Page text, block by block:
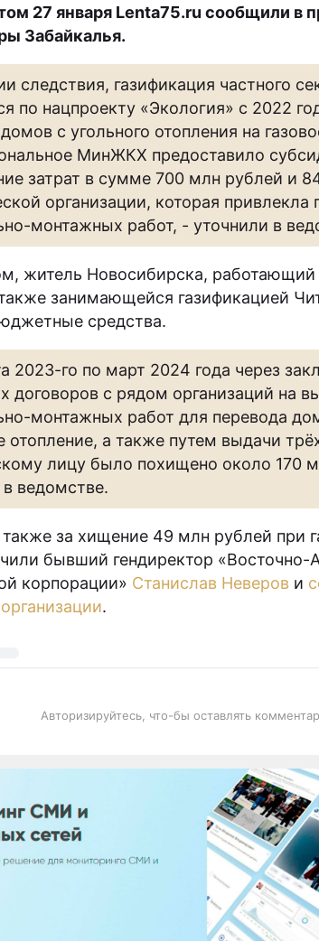
27 января Lenta75.ru сообщили в
Забайкалья.
следствия, газификация частного
по нацпроекту «Экология» с 2022
с угольного отопления на
МинЖКХ предоставило
затрат в сумме 700 млн рублей и
организации, которая привлекла
монтажных работ, - уточнили в
житель Новосибирска,
занимающейся газификацией
средства.
2023-го по март 2024 года через
договоров с рядом организаций на
монтажных работ для перевода
отопление, а также путем выдачи
лицу было похищено около 170
ведомстве.
за хищение 49 млн рублей при
бывший гендиректор «Восточно-
корпорации» Станислав Неверов и
.
Авторизируйтесь, что-бы оставлять